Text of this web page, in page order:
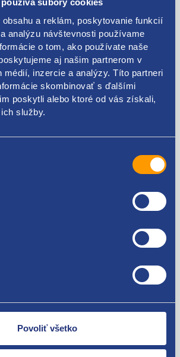
súbory cookies
obsahu a reklám, poskytovanie funkcií
analýzu návštevnosti používame
o tom, ako používate naše
aj našim partnerom v
médií, inzercie a analýzy. Títo partneri
skombinovať s ďalšími
poskytli alebo ktoré od vás získali,
služby.
Povoliť všetko
skrutky
matka
skrutka
ste spokojní? Vyriešime to!
Alebo vám pošleme náhradu.